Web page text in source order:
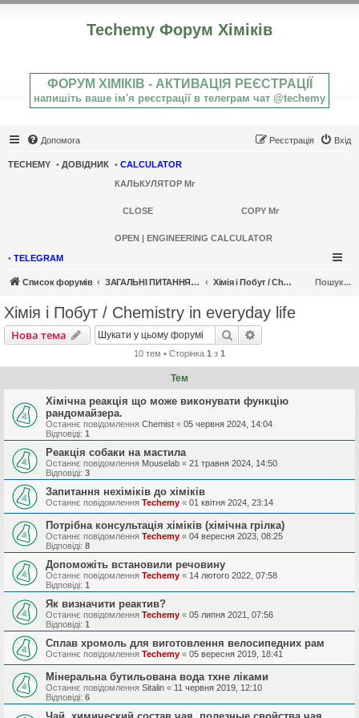
Techemy Форум Хіміків
ФОРУМ ХІМІКІВ - АКТИВАЦІЯ РЕЄСТРАЦІЇ
напишіть ваше ім'я реєстрації в телеграм чат @techemy
Допомога Вхід
Реєстрація
TECHEMY • ДОВІДНИК • CALCULATOR
КАЛЬКУЛЯТОР Mr
CLOSE COPY Mr
OPEN | ENGINEERING CALCULATOR
• TELEGRAM
Список форумів ЗАГАЛЬНІ ПИТАННЯ ХІМІЇ / GENERAL CHEMISTRY Хімія і Побут / Chemistry in everyday life Пошук...
Хімія і Побут / Chemistry in everyday life
Нова тема Пошук
10 тем • Сторінка 1 з 1
Тем
Хімічна реакція що може виконувати функцію
рандомайзера.
Останнє повідомлення Chemist « 05 червня 2024, 14:04
Відповіді: 1
Реакція собаки на мастила
Останнє повідомлення Mouselab « 21 травня 2024, 14:50
Відповіді: 3
Запитання нехіміків до хіміків
Останнє повідомлення Techemy « 01 квітня 2024, 23:14
Потрібна консультація хіміків (хімічна грілка)
Останнє повідомлення Techemy « 04 вересня 2023, 08:25
Відповіді: 8
Допоможіть встановили речовину
Останнє повідомлення Techemy « 14 лютого 2022, 07:58
Відповіді: 1
Як визначити реактив?
Останнє повідомлення Techemy « 05 липня 2021, 07:56
Відповіді: 1
Сплав хромоль для виготовлення велосипедних рам
Останнє повідомлення Techemy « 05 вересня 2019, 18:41
Мінеральна бутильована вода тхне ліками
Останнє повідомлення Sitalin « 11 червня 2019, 12:10
Відповіді: 6